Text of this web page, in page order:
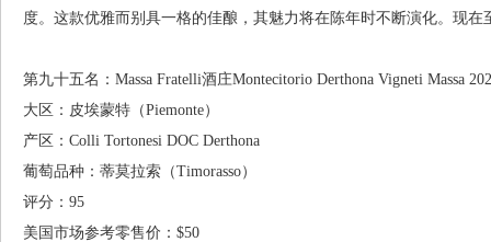
度。这款优雅而别具一格的佳酿，其魅力将在陈年时不断演化。现在
第九十五名：Massa Fratelli酒庄Montecitorio Derthona Vigneti Massa
大区：皮埃蒙特（Piemonte）
产区：Colli Tortonesi DOC Derthona
葡萄品种：蒂莫拉索（Timorasso）
评分：95
美国市场参考零售价：$50